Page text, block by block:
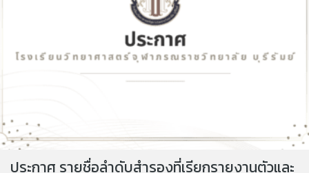
ประกาศ รายชื่อลำดับสำรองที่เรียกรายงานตัวและ